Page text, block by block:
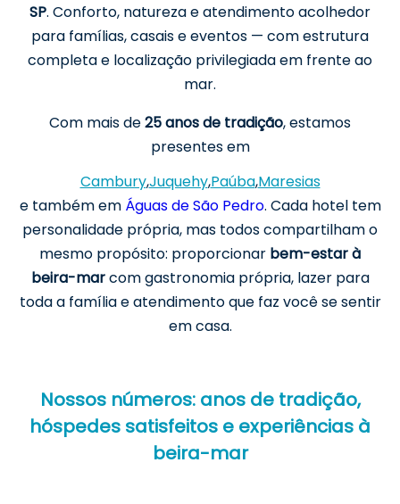
SP. Conforto, natureza e atendimento acolhedor
para famílias, casais e eventos — com estrutura
completa e localização privilegiada em frente ao
mar.
Com mais de25 anos de tradição, estamos
presentes em
Cambury,Juquehy,Paúba,Maresias
e também em Águas de São Pedro. Cada hotel tem
personalidade própria, mas todos compartilham o
mesmo propósito: proporcionar bem-estar à
beira-marcom gastronomia própria, lazer para
toda a família e atendimento que faz você se sentir
em casa.
Nossos números: anos de tradição,
hóspedes satisfeitos e experiências à
beira-mar